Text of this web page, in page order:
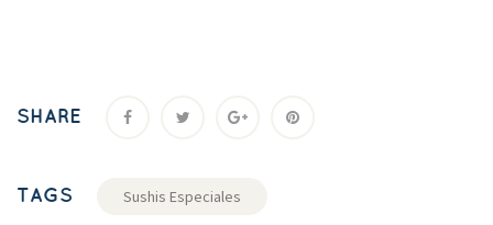
SHARE
TAGS Sushis Especiale